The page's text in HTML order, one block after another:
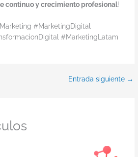
continuo y crecimiento profesional!
#MarketingDigital
#MarketingLatam
Entrada siguiente →